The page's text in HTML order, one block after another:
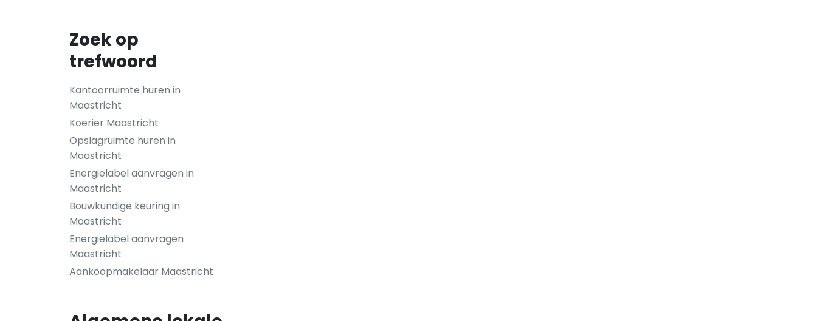
Zoek op
trefwoord
Kantoorruimte huren in
Maastricht
Koerier Maastricht
Opslagruimte huren in
Maastricht
Energielabel aanvragen in
Maastricht
Bouwkundige keuring in
Maastricht
Energielabel aanvragen
Maastricht
Aankoopmakelaar Maastricht